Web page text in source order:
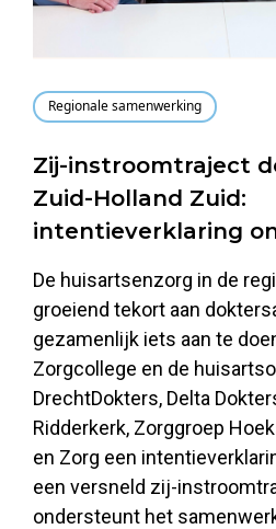
Regionale samenwerking
Zij-instroomtraject
Zuid-Holland Zuid:
intentieverklaring
De huisartsenzorg in de
groeiend tekort aan
gezamenlijk iets aan te
Zorgcollege en de
DrechtDokters, Delta
Ridderkerk, Zorggroep
en Zorg een
een versneld zij-
ondersteunt het